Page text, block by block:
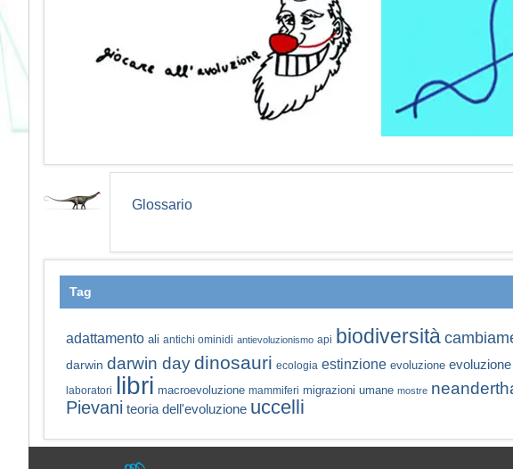
Glossario
Tag
adattamento ali antichi ominidi antievoluzionismo api biodiversità
darwin darwin daydinosauri ecologia estinzione evoluzione
laboratori libri macroevoluzione mammiferi migrazioni umane mostre
Pievani teoria dell'evoluzione uccelli